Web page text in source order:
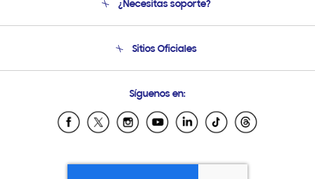
Soporte
Condiciones de Compra
¿Necesitas soporte?
Soporte vía eMail
Sitios Oficiales
Samsung Ecuador
Samsung El Salvador
Samsung Honduras
Síguenos en: